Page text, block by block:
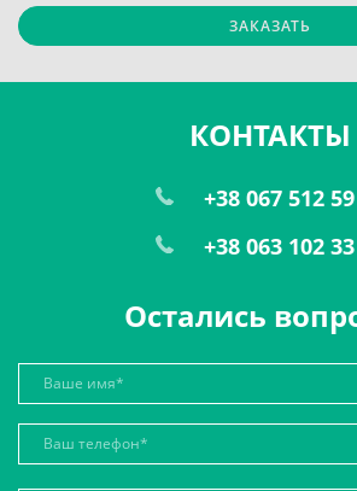
ЗАКАЗАТЬ
КОНТАКТЫ
+38 067 512
+38 063 102
Остались